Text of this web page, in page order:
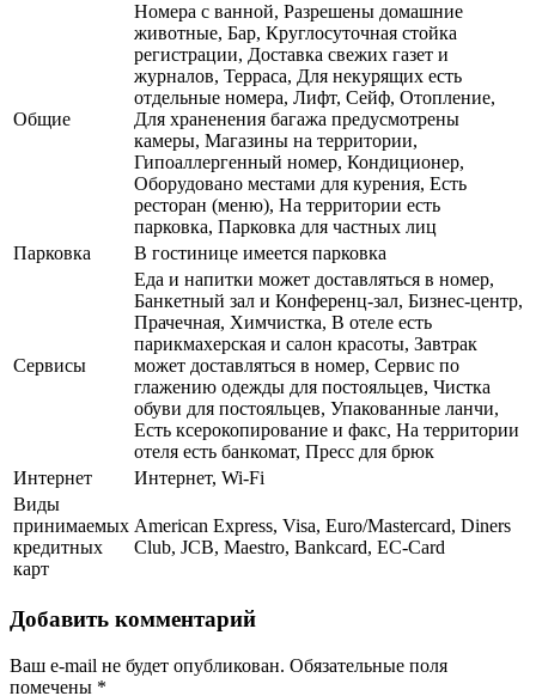
Общие
Номера с ванной, Разрешены домашние
животные, Бар, Круглосуточная стойка
регистрации, Доставка свежих газет и
журналов, Терраса, Для некурящих есть
отдельные номера, Лифт, Сейф, Отопление,
Для храненения багажа предусмотрены
камеры, Магазины на территории,
Гипоаллергенный номер, Кондиционер,
Оборудовано местами для курения, Есть
ресторан (меню), На территории есть
парковка, Парковка для частных лиц
Парковка
В гостинице имеется парковка
Сервисы
Еда и напитки может доставляться в номер,
Банкетный зал и Конференц-зал, Бизнес-центр,
Прачечная, Химчистка, В отеле есть
парикмахерская и салон красоты, Завтрак
может доставляться в номер, Сервис по
глажению одежды для постояльцев, Чистка
обуви для постояльцев, Упакованные ланчи,
Есть ксерокопирование и факс, На территории
отеля есть банкомат, Пресс для брюк
Интернет
Интернет, Wi-Fi
Виды
принимаемых
кредитных
карт
American Express, Visa, Euro/Mastercard, Diners
Club, JCB, Maestro, Bankcard, EC-Card
Добавить комментарий
Ваш e-mail не будет опубликован. Обязательные поля
помечены *